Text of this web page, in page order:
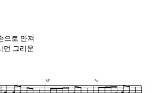
으로 만져
던 그리운